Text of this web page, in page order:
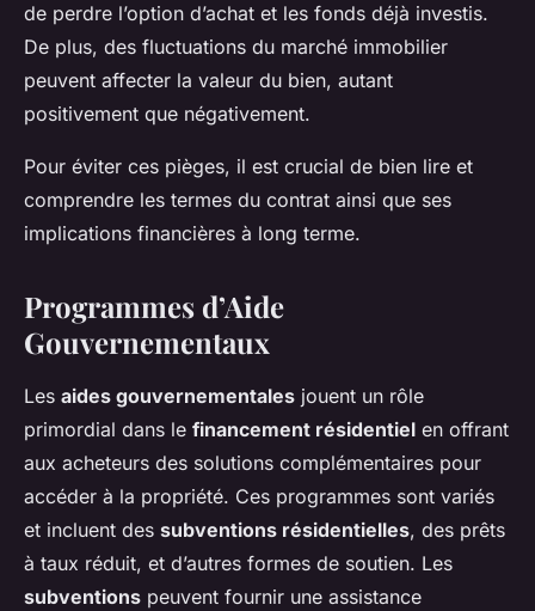
de perdre l’option d’achat et les fonds déjà investis.
De plus, des fluctuations du marché immobilier
peuvent affecter la valeur du bien, autant
positivement que négativement.
Pour éviter ces pièges, il est crucial de bien lire et
comprendre les termes du contrat ainsi que ses
implications financières à long terme.
Programmes d’Aide
Gouvernementaux
Les aides gouvernementales jouent un rôle
primordial dans le financement résidentiel en offrant
aux acheteurs des solutions complémentaires pour
accéder à la propriété. Ces programmes sont variés
et incluent des subventions résidentielles, des prêts
à taux réduit, et d’autres formes de soutien. Les
subventions peuvent fournir une assistance